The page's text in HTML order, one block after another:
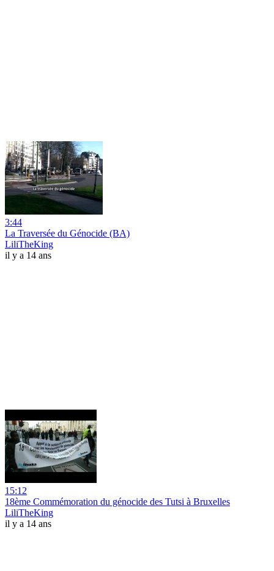
3:44
La Traversée du Génocide (BA)
LiliTheKing
il y a 14 ans
15:12
18ème Commémoration du génocide des Tutsi à Bruxelles
LiliTheKing
il y a 14 ans